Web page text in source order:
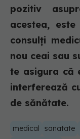
pozitiv
acestea,
consulți
nou ceai sau
te asigura că
interferează
de sănătate.
medical sanatate